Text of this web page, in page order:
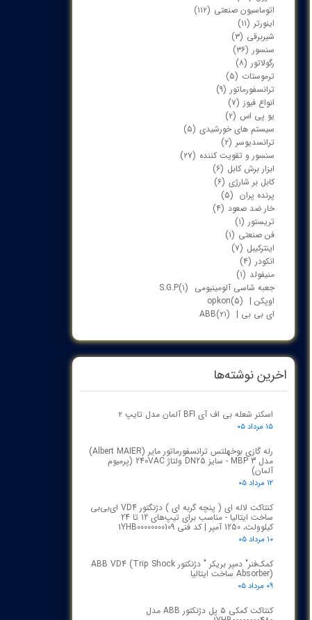
اتوماسیون صنعتی (۱۱۲)
اینورتر (۱۱)
شیربرقی (۳)
سنسور (۳۶)
رگولاتور (۸)
ترموستات (۵)
ترانسفورماتور (۹)
انواع فیوز (۷)
یو پی اس (۲)
سیستم های خورشیدی (۵)
ترانسدیوسر (۲)
سنسور و تقویت کننده (۲۷)
ابزار برش کابل (۶)
کابل بر شارژی (۶)
پرنده پران (۵)
خار ضد صعود (۴)
تریستور (۱)
فن صنعتی (۱)
اینترکیبل (۷)
انکودر (۴)
منیفولد (۱)
جعبه شاسی آلومینیومی S.G.P (۱)
اوپکن | opkon (۵)
ای بی بی | ABB (۲۱)
اخرین نوشته‌ها
اسکنر شعله بی اف آی BFI آلمان مدل تایپ ۲
۱۵ مرداد ۰۵
رله گازی بوخهلتس ترانسفورماتور مایر (Albert MAIER)
مدل MBP 3 - سایز DN25 ولتاژ 240VAC (پرمیوم
آلمان)
۱۲ مرداد ۰۵
کنتاکت لاله ای ( پنچه گربه ای ) دژنگتور VD4 ای‌بی‌بی
ساخت ایتالیا - مناسب برای تیپ‌های 12 تا 24
کیلوولت، 1250 آمپر | کد فنی 1YHB00000000109
۱۰ مرداد ۰۵
کمک‌فنر" دمپر بریکر " دژنکتور ABB VD4 (Trip Shock
Absorber) ساخت ایتالیا
۰۹ مرداد ۰۵
کنتاکت کمکی ۵ پل دژنکتور ABB مدل